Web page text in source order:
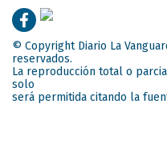
© Copyright Diario La
reservados.
La reproducción total o
solo
será permitida citando la